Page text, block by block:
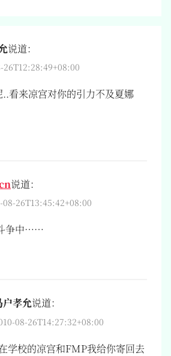
说道：
26T12:28:49+08:00
看来凉宫对你的引力不及夏娜
说道：
08-26T13:45:42+08:00
争中……
户孝允说道：
08-26T14:27:32+08:00
学校的凉宫和FMP我给你寄回去